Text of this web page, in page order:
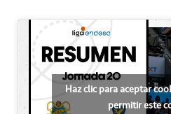
Haz clic para aceptar
permitir este